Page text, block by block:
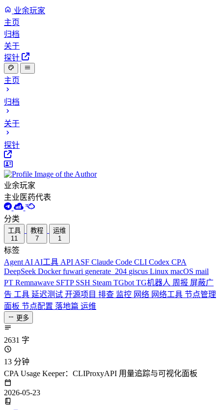
业余玩家
主页
归档
关于
探针
主页
归档
关于
探针
业余玩家
主业医药代表
分类
工具
11
教程
7
运维
1
标签
Agent AI AI工具 API ASF Claude Code CLI Codex CPA
DeepSeek Dockerfuwari generate_204 giscus Linux macOS mail
PT Remnawave SFTP SSH Steam TGbot TG机器人 周报 屏蔽广
告 工具 延迟测试 开源项目 排查 监控 网络 网络工具 节点管理
面板 节点配置 落地篇 运维
更多
2631 字
13 分钟
CPA Usage Keeper：CLIProxyAPI 用量追踪与可视化面板
2026-05-23